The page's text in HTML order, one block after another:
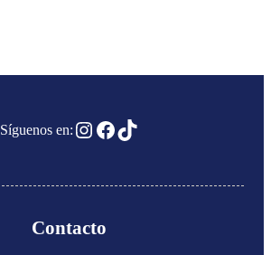
Síguenos en:Instagram
Facebook
TikTok
Contacto